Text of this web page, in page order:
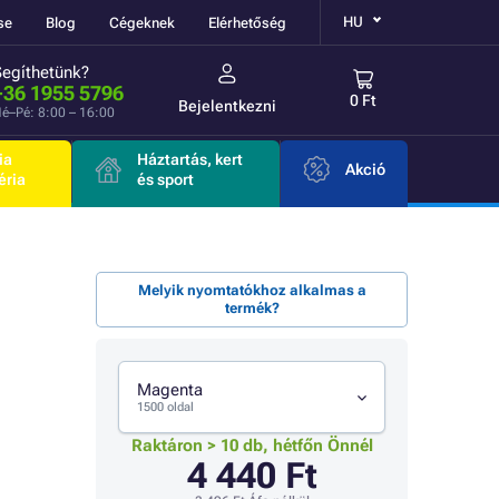
Blog Cégeknek Elérhetőség HU
1955 5796
8:00 – 16:00 Bejelentkezni 0 Ft
Háztartás, kert
és sport
Akció
Melyik nyomtatókhoz alkalmas a
termék?
Magenta
1500 oldal
Raktáron > 10 db, hétfőn Önnél
4 440 Ft